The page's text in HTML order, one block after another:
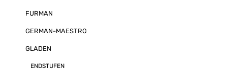
FURMAN
GERMAN-MAESTRO
GLADEN
ENDSTUFEN